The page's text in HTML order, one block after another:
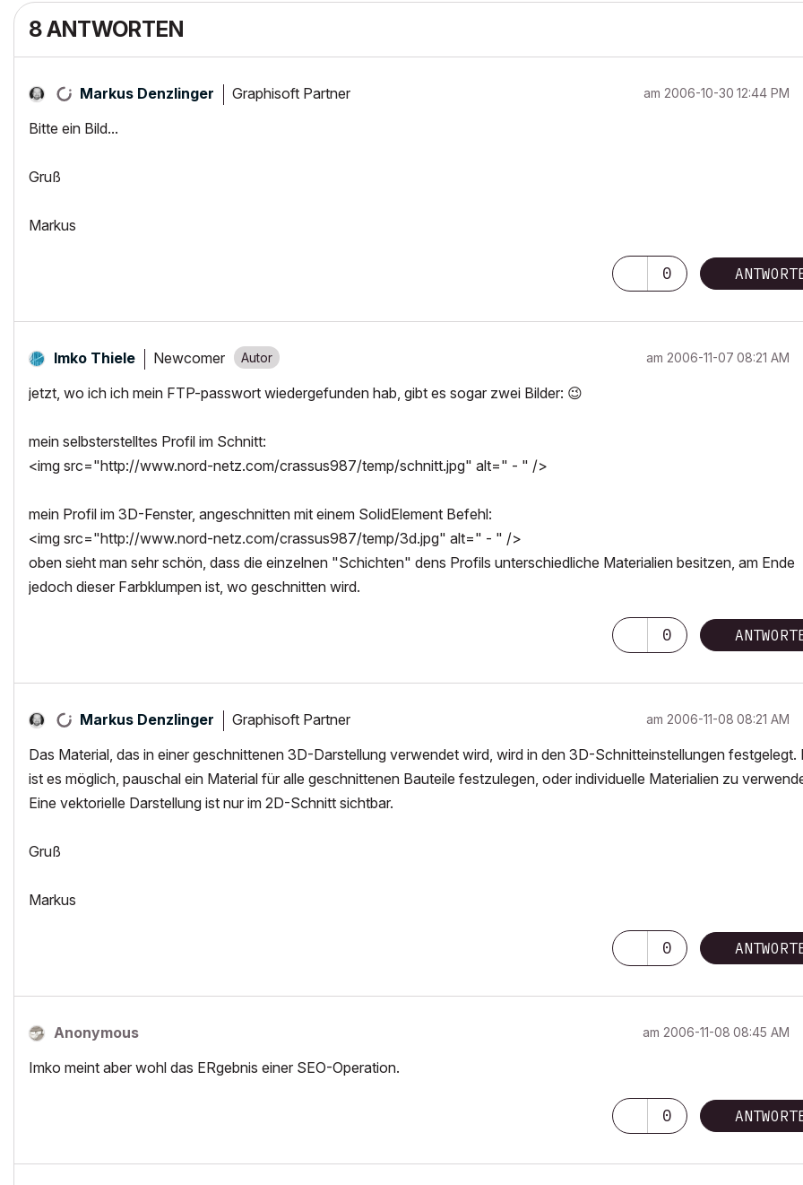
8 ANTWORTEN
Markus Denzlinger Graphisoft Partner am ‎2006-10-30 12:44 PM
Bitte ein Bild...
Gruß
Markus
0
Imko Thiele Newcomer am ‎2006-11-07 08:21 AM
jetzt, wo ich ich mein FTP-passwort wiedergefunden hab, gibt es sogar zwei Bilder: 😉
mein selbsterstelltes Profil im Schnitt:
<img src="http://www.nord-netz.com/crassus987/temp/schnitt.jpg" alt=" - " />
mein Profil im 3D-Fenster, angeschnitten mit einem SolidElement Befehl:
<img src="http://www.nord-netz.com/crassus987/temp/3d.jpg" alt=" - " />
oben sieht man sehr schön, dass die einzelnen "Schichten" dens Profils unterschiedliche Materialien besitzen, am Ende
jedoch dieser Farbklumpen ist, wo geschnitten wird.
0
Markus Denzlinger Graphisoft Partner am ‎2006-11-08 08:21 AM
Das Material, das in einer geschnittenen 3D-Darstellung verwendet wird, wird in den 3D-Schnitteinstellungen festgelegt.
ist es möglich, pauschal ein Material für alle geschnittenen Bauteile festzulegen, oder individuelle Materialien zu
Eine vektorielle Darstellung ist nur im 2D-Schnitt sichtbar.
Gruß
Markus
0
Anonymous am ‎2006-11-08 08:45 AM
Imko meint aber wohl das ERgebnis einer SEO-Operation.
0